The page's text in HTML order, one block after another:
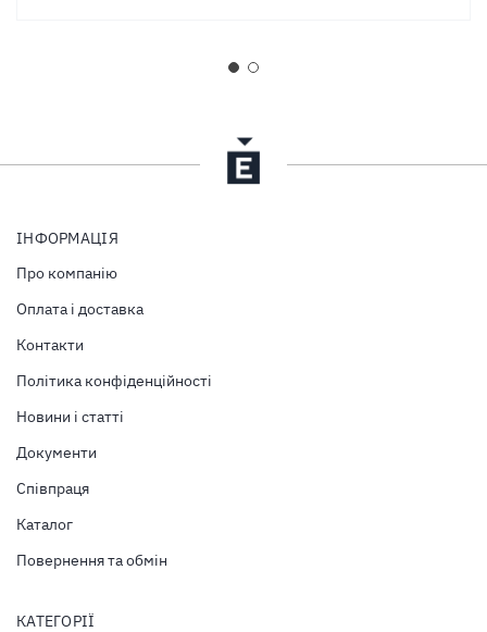
ІНФОРМАЦІЯ
Про компанію
Оплата і доставка
Контакти
Політика конфіденційності
Новини і статті
Документи
Співпраця
Каталог
Повернення та обмін
КАТЕГОРІЇ